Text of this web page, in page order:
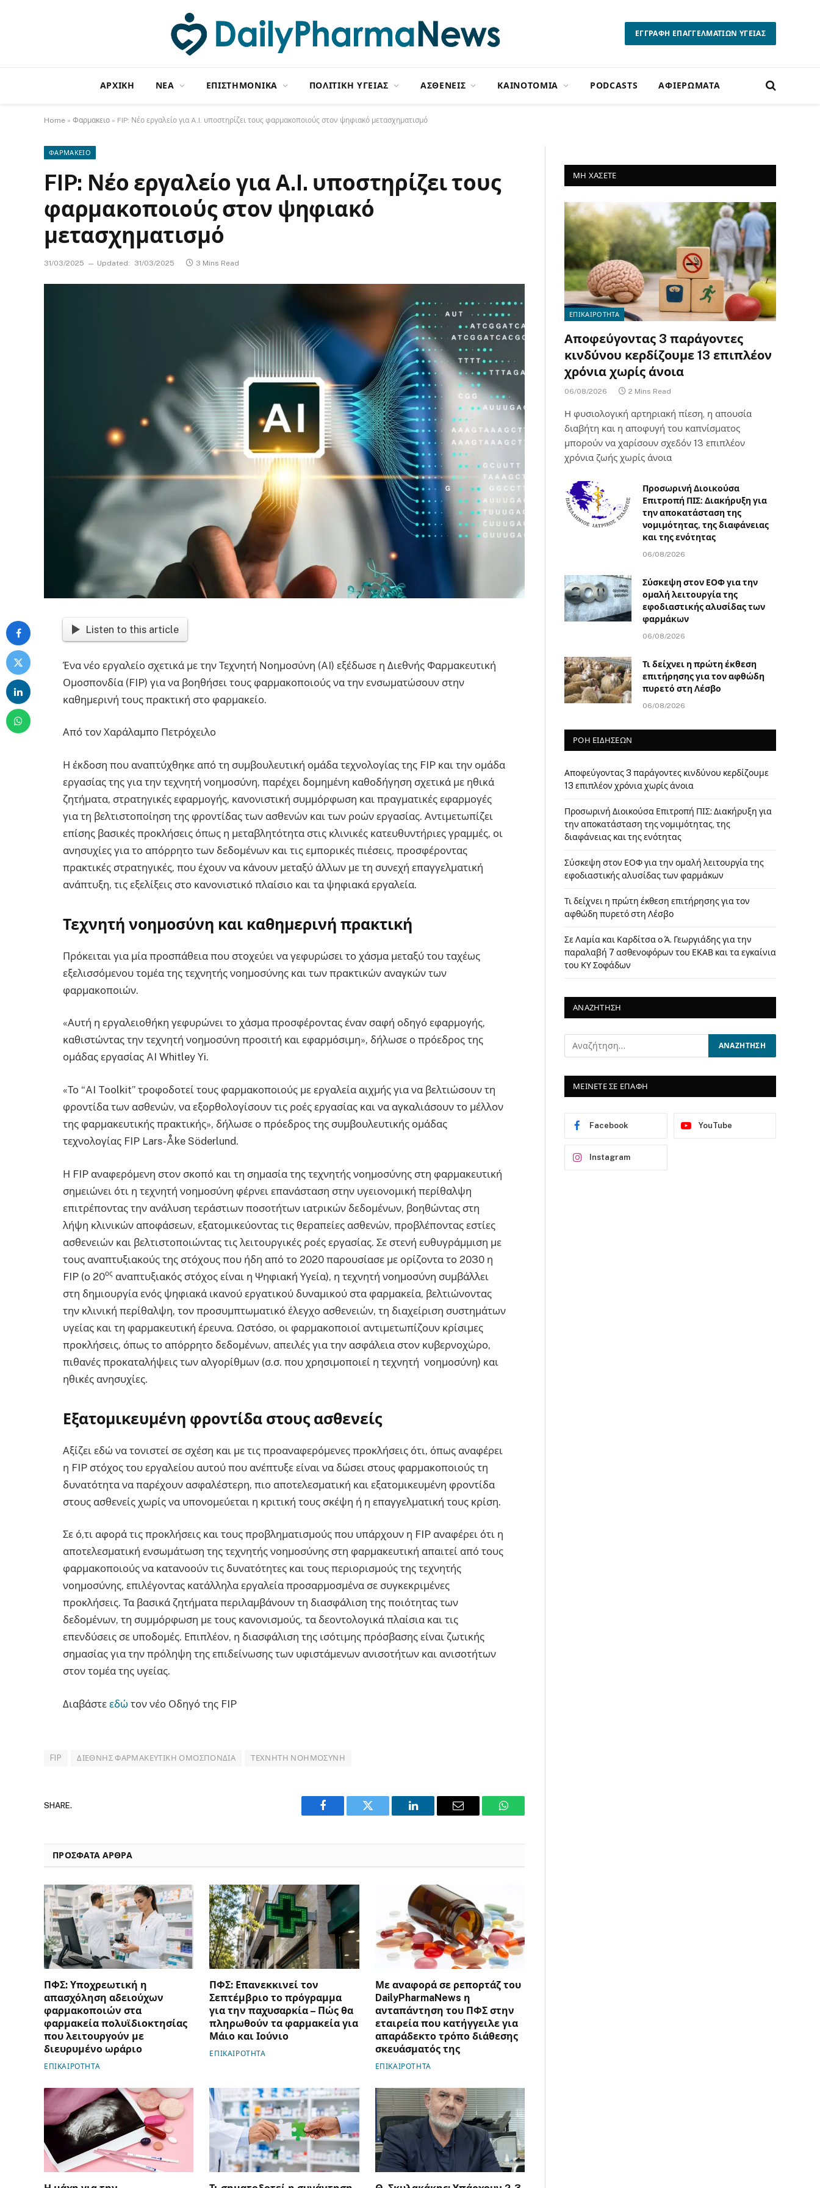
ΕΓΓΡΑΦΗ ΕΠΑΓΓΕΛΜΑΤΙΩΝ ΥΓΕΙΑΣ
ΑΡΧΙΚΗ NΕΑ ΕΠΙΣΤΗΜΟΝΙΚΑ ΠΟΛΙΤΙΚΗ ΥΓΕΙΑΣ ΑΣΘΕΝΕΙΣ ΚΑΙΝΟΤΟΜΙΑ PODCASTS ΑΦΙΕΡΩΜΑΤΑ
Home » Φαρμακειο » FIP: Νέο εργαλείο για A.I. υποστηρίζει τους φαρμακοποιούς στον ψηφιακό μετασχηματισμό
ΦΑΡΜΑΚΕΙΟ
FIP: Νέο εργαλείο για A.I. υποστηρίζει τους
φαρμακοποιούς στον ψηφιακό
μετασχηματισμό
31/03/2025 Updated: 31/03/2025 3 Mins Read
Listen to this article
Ένα νέο εργαλείο σχετικά με την Τεχνητή Νοημοσύνη (AI) εξέδωσε η Διεθνής Φαρμακευτική
Ομοσπονδία (FIP) για να βοηθήσει τους φαρμακοποιούς να την ενσωματώσουν στην
καθημερινή τους πρακτική στο φαρμακείο.
Από τον Χαράλαμπο Πετρόχειλο
Η έκδοση που αναπτύχθηκε από τη συμβουλευτική ομάδα τεχνολογίας της FIP και την ομάδα
εργασίας της για την τεχνητή νοημοσύνη, παρέχει δομημένη καθοδήγηση σχετικά με ηθικά
ζητήματα, στρατηγικές εφαρμογής, κανονιστική συμμόρφωση και πραγματικές εφαρμογές
για τη βελτιστοποίηση της φροντίδας των ασθενών και των ροών εργασίας. Αντιμετωπίζει
επίσης βασικές προκλήσεις όπως η μεταβλητότητα στις κλινικές κατευθυντήριες γραμμές, οι
ανησυχίες για το απόρρητο των δεδομένων και τις εμπορικές πιέσεις, προσφέροντας
πρακτικές στρατηγικές, που έχουν να κάνουν μεταξύ άλλων με τη συνεχή επαγγελματική
ανάπτυξη, τις εξελίξεις στο κανονιστικό πλαίσιο και τα ψηφιακά εργαλεία.
Τεχνητή νοημοσύνη και καθημερινή πρακτική
Πρόκειται για μία προσπάθεια που στοχεύει να γεφυρώσει το χάσμα μεταξύ του ταχέως
εξελισσόμενου τομέα της τεχνητής νοημοσύνης και των πρακτικών αναγκών των
φαρμακοποιών.
«Αυτή η εργαλειοθήκη γεφυρώνει το χάσμα προσφέροντας έναν σαφή οδηγό εφαρμογής,
καθιστώντας την τεχνητή νοημοσύνη προσιτή και εφαρμόσιμη», δήλωσε ο πρόεδρος της
ομάδας εργασίας AI Whitley Yi.
«Το “AI Toolkit” τροφοδοτεί τους φαρμακοποιούς με εργαλεία αιχμής για να βελτιώσουν τη
φροντίδα των ασθενών, να εξορθολογίσουν τις ροές εργασίας και να αγκαλιάσουν το μέλλον
της φαρμακευτικής πρακτικής», δήλωσε ο πρόεδρος της συμβουλευτικής ομάδας
τεχνολογίας FIP Lars-Åke Söderlund.
Η FIP αναφερόμενη στον σκοπό και τη σημασία της τεχνητής νοημοσύνης στη φαρμακευτική
σημειώνει ότι η τεχνητή νοημοσύνη φέρνει επανάσταση στην υγειονομική περίθαλψη
επιτρέποντας την ανάλυση τεράστιων ποσοτήτων ιατρικών δεδομένων, βοηθώντας στη
λήψη κλινικών αποφάσεων, εξατομικεύοντας τις θεραπείες ασθενών, προβλέποντας εστίες
ασθενειών και βελτιστοποιώντας τις λειτουργικές ροές εργασίας. Σε στενή ευθυγράμμιση με
τους αναπτυξιακούς της στόχους που ήδη από το 2020 παρουσίασε με ορίζοντα το 2030 η
FIP (ο 20ος αναπτυξιακός στόχος είναι η Ψηφιακή Υγεία), η τεχνητή νοημοσύνη συμβάλλει
στη δημιουργία ενός ψηφιακά ικανού εργατικού δυναμικού στα φαρμακεία, βελτιώνοντας
την κλινική περίθαλψη, τον προσυμπτωματικό έλεγχο ασθενειών, τη διαχείριση συστημάτων
υγείας και τη φαρμακευτική έρευνα. Ωστόσο, οι φαρμακοποιοί αντιμετωπίζουν κρίσιμες
προκλήσεις, όπως το απόρρητο δεδομένων, απειλές για την ασφάλεια στον κυβερνοχώρο,
πιθανές προκαταλήψεις των αλγορίθμων (σ.σ. που χρησιμοποιεί η τεχνητή νοημοσύνη) και
ηθικές ανησυχίες.
Εξατομικευμένη φροντίδα στους ασθενείς
Αξίζει εδώ να τονιστεί σε σχέση και με τις προαναφερόμενες προκλήσεις ότι, όπως αναφέρει
η FIP στόχος του εργαλείου αυτού που ανέπτυξε είναι να δώσει στους φαρμακοποιούς τη
δυνατότητα να παρέχουν ασφαλέστερη, πιο αποτελεσματική και εξατομικευμένη φροντίδα
στους ασθενείς χωρίς να υπονομεύεται η κριτική τους σκέψη ή η επαγγελματική τους κρίση.
Σε ό,τι αφορά τις προκλήσεις και τους προβληματισμούς που υπάρχουν η FIP αναφέρει ότι η
αποτελεσματική ενσωμάτωση της τεχνητής νοημοσύνης στη φαρμακευτική απαιτεί από τους
φαρμακοποιούς να κατανοούν τις δυνατότητες και τους περιορισμούς της τεχνητής
νοημοσύνης, επιλέγοντας κατάλληλα εργαλεία προσαρμοσμένα σε συγκεκριμένες
προκλήσεις. Τα βασικά ζητήματα περιλαμβάνουν τη διασφάλιση της ποιότητας των
δεδομένων, τη συμμόρφωση με τους κανονισμούς, τα δεοντολογικά πλαίσια και τις
επενδύσεις σε υποδομές. Επιπλέον, η διασφάλιση της ισότιμης πρόσβασης είναι ζωτικής
σημασίας για την πρόληψη της επιδείνωσης των υφιστάμενων ανισοτήτων και ανισοτήτων
στον τομέα της υγείας.
Διαβάστε εδώ τον νέο Οδηγό της FIP
FIP ΔΙΕΘΝΉΣ ΦΑΡΜΑΚΕΥΤΙΚΉ ΟΜΟΣΠΟΝΔΊΑ ΤΕΧΝΗΤΉ ΝΟΗΜΟΣΎΝΗ
SHARE.
Facebook Twitter LinkedIn Email WhatsApp
ΠΡΟΣΦΑΤΑ ΑΡΘΡΑ
ΠΦΣ: Υποχρεωτική η
απασχόληση αδειούχων
φαρμακοποιών στα
φαρμακεία πολυϊδιοκτησίας
που λειτουργούν με
διευρυμένο ωράριο
ΕΠΙΚΑΙΡΟΤΗΤΑ
ΠΦΣ: Επανεκκινεί τον
Σεπτέμβριο το πρόγραμμα
για την παχυσαρκία – Πώς θα
πληρωθούν τα φαρμακεία για
Μάιο και Ιούνιο
ΕΠΙΚΑΙΡΟΤΗΤΑ
Με αναφορά σε ρεπορτάζ του
DailyPharmaNews η
ανταπάντηση του ΠΦΣ στην
εταιρεία που κατήγγειλε για
απαράδεκτο τρόπο διάθεσης
σκευάσματός της
ΕΠΙΚΑΙΡΟΤΗΤΑ
ΜΗ ΧΑΣΕΤΕ
ΕΠΙΚΑΙΡΟΤΗΤΑ
Αποφεύγοντας 3 παράγοντες
κινδύνου κερδίζουμε 13 επιπλέον
χρόνια χωρίς άνοια
06/08/2026 2 Mins Read
Η φυσιολογική αρτηριακή πίεση, η απουσία
διαβήτη και η αποφυγή του καπνίσματος
μπορούν να χαρίσουν σχεδόν 13 επιπλέον
χρόνια ζωής χωρίς άνοια
Προσωρινή Διοικούσα
Επιτροπή ΠΙΣ: Διακήρυξη για
την αποκατάσταση της
νομιμότητας, της διαφάνειας
και της ενότητας
06/08/2026
Σύσκεψη στον ΕΟΦ για την
ομαλή λειτουργία της
εφοδιαστικής αλυσίδας των
φαρμάκων
06/08/2026
Τι δείχνει η πρώτη έκθεση
επιτήρησης για τον αφθώδη
πυρετό στη Λέσβο
06/08/2026
ΡΟΗ ΕΙΔΗΣΕΩΝ
Αποφεύγοντας 3 παράγοντες κινδύνου κερδίζουμε
13 επιπλέον χρόνια χωρίς άνοια
Προσωρινή Διοικούσα Επιτροπή ΠΙΣ: Διακήρυξη για
την αποκατάσταση της νομιμότητας, της
διαφάνειας και της ενότητας
Σύσκεψη στον ΕΟΦ για την ομαλή λειτουργία της
εφοδιαστικής αλυσίδας των φαρμάκων
Τι δείχνει η πρώτη έκθεση επιτήρησης για τον
αφθώδη πυρετό στη Λέσβο
Σε Λαμία και Καρδίτσα ο Ά. Γεωργιάδης για την
παραλαβή 7 ασθενοφόρων του ΕΚΑΒ και τα εγκαίνια
του ΚΥ Σοφάδων
ΑΝΑΖΗΤΗΣΗ
ΜΕΙΝΕΤΕ ΣΕ ΕΠΑΦΗ
Facebook YouTube
Instagram